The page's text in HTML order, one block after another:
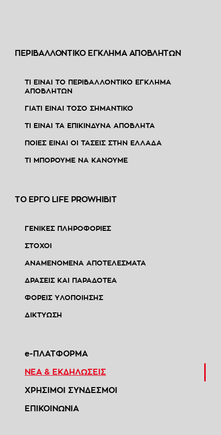
ΠΕΡΙΒΑΛΛΟΝΤΙΚΟ ΕΓΚΛΗΜΑ ΑΠΟΒΛΗΤΩΝ
ΤΙ ΕΙΝΑΙ ΤΟ ΠΕΡΙΒΑΛΛΟΝΤΙΚΟ ΕΓΚΛΗΜΑ
ΑΠΟΒΛΗΤΩΝ
ΓΙΑΤΙ ΕΙΝΑΙ ΤΟΣΟ ΣΗΜΑΝΤΙΚΟ
ΤΙ ΕΙΝΑΙ ΤΑ ΕΠΙΚΙΝΔΥΝΑ ΑΠΟΒΛΗΤΑ
ΠΟΙΕΣ ΕΙΝΑΙ ΟΙ ΤΑΣΕΙΣ ΣΤΗΝ ΕΛΛΑΔΑ
ΤΙ ΜΠΟΡΟΥΜΕ ΝΑ ΚΑΝΟΥΜΕ
ΤΟ ΕΡΓΟ LIFE PROWHIBIT
ΓΕΝΙΚΕΣ ΠΛΗΡΟΦΟΡΙΕΣ
ΣΤΟΧΟΙ
ΑΝΑΜΕΝΟΜΕΝΑ ΑΠΟΤΕΛΕΣΜΑΤΑ
ΔΡΑΣΕΙΣ ΚΑΙ ΠΑΡΑΔΟΤΕΑ
ΦΟΡΕΙΣ ΥΛΟΠΟΙΗΣΗΣ
ΔΙΚΤΥΩΣΗ
e-ΠΛΑΤΦΟΡΜΑ
ΝΕΑ & ΕΚΔΗΛΩΣΕΙΣ
ΧΡΗΣΙΜΟΙ ΣΥΝΔΕΣΜΟΙ
ΕΠΙΚΟΙΝΩΝΙΑ